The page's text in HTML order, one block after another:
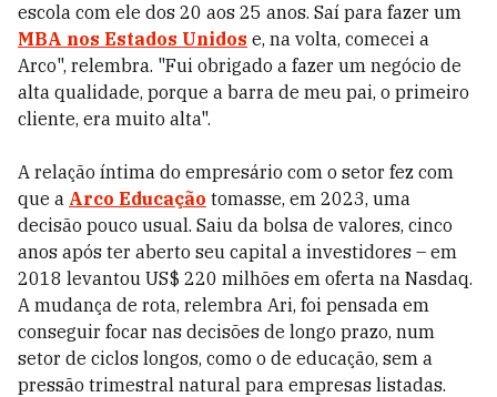
escola com ele dos 20 aos 25 anos. Saí para fazer um
MBA nos Estados Unidos e, na volta, comecei a
Arco", relembra. "Fui obrigado a fazer um negócio de
alta qualidade, porque a barra de meu pai, o primeiro
cliente, era muito alta".
A relação íntima do empresário com o setor fez com
que a Arco Educação tomasse, em 2023, uma
decisão pouco usual. Saiu da bolsa de valores, cinco
anos após ter aberto seu capital a investidores – em
2018 levantou US$ 220 milhões em oferta na Nasdaq.
A mudança de rota, relembra Ari, foi pensada em
conseguir focar nas decisões de longo prazo, num
setor de ciclos longos, como o de educação, sem a
pressão trimestral natural para empresas listadas.